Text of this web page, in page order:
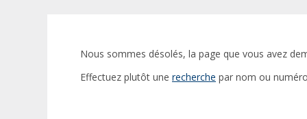
Nous sommes désolés, la page que vous avez
Effectuez plutôt une recherche par nom ou